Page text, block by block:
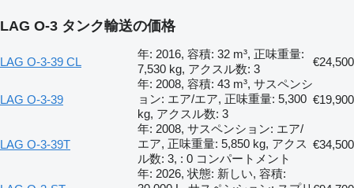
LAG O-3 タンク輸送の価格
LAG O-3-39 CL
年: 2016, 容積: 32 m³, 正味重量:
7,530 kg, アクスル数: 3
€24,500
LAG O-3-39
年: 2008, 容積: 43 m³, サスペンシ
ョン: エア/エア, 正味重量: 5,300
kg, アクスル数: 3
€19,900
LAG O-3-39T
年: 2008, サスペンション: エア/
エア, 正味重量: 5,850 kg, アクス
ル数: 3, : 0 コンパートメント
€34,500
年: 2026, 状態: 新しい, 容積: